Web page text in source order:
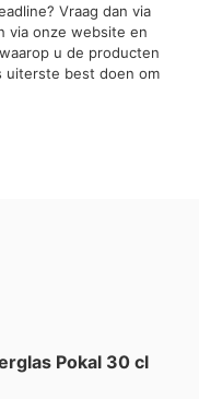
Vraag dan via
via onze website en
u de producten
uiterste best doen om
Pokal 30 cl